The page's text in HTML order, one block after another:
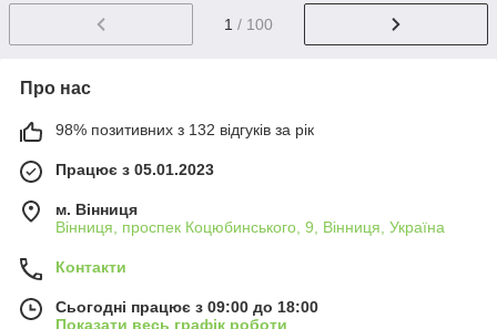
1 / 100
Про нас
98% позитивних з 132 відгуків за рік
Працює з 05.01.2023
м. Вінниця
Вінниця, проспек Коцюбинського, 9, Вінниця, Україна
Контакти
Сьогодні працює з 09:00 до 18:00
Показати весь графік роботи